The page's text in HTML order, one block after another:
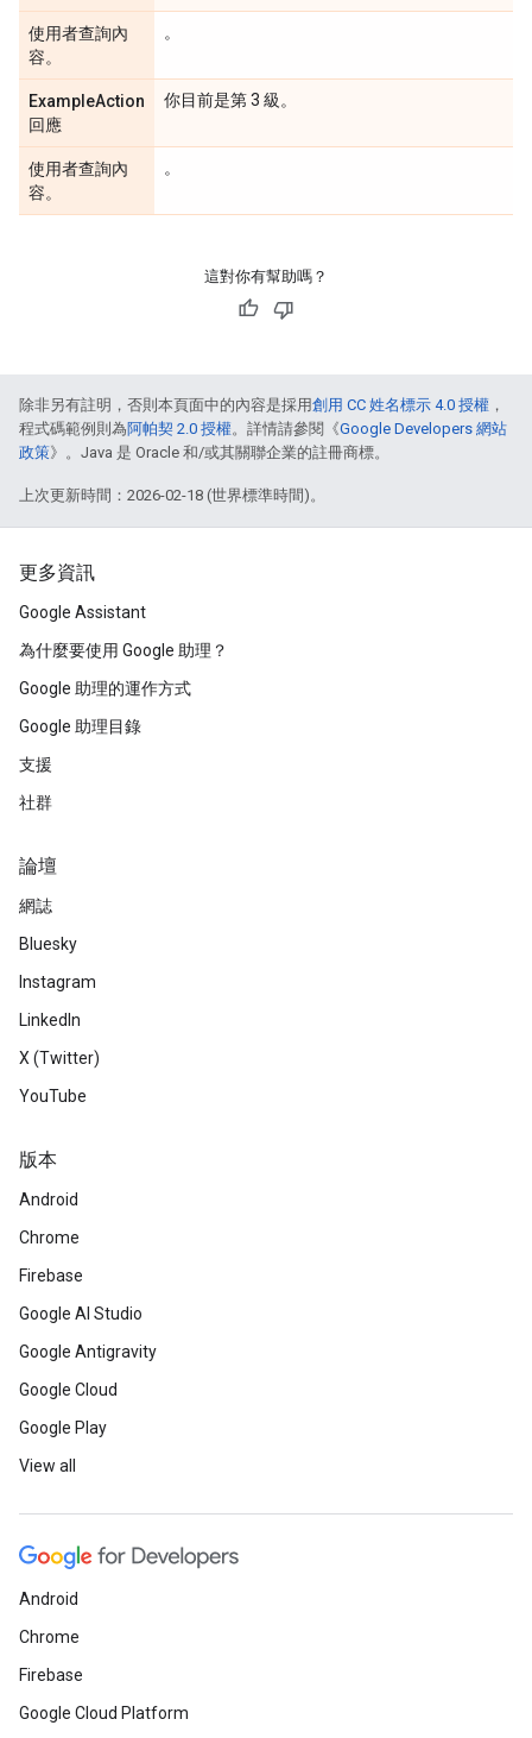
使用者查詢內
容。
。
ExampleAction
回應
你目前是第 3 級。
使用者查詢內
容。
。
這對你有幫助嗎？
除非另有註明，否則本頁面中的內容是採用創用 CC 姓名標示 4.0 授權 ，
程式碼範例則為阿帕契 2.0 授權。詳情請參閱《Google Developers 網站
政策》。Java 是 Oracle 和/或其關聯企業的註冊商標。
上次更新時間：2026-02-18 (世界標準時間)。
更多資訊
Google Assistant
為什麼要使用 Google 助理？
Google 助理的運作方式
Google 助理目錄
支援
社群
論壇
網誌
Bluesky
Instagram
LinkedIn
X (Twitter)
YouTube
版本
Android
Chrome
Firebase
Google AI Studio
Google Antigravity
Google Cloud
Google Play
View all
Android
Chrome
Firebase
Google Cloud Platform